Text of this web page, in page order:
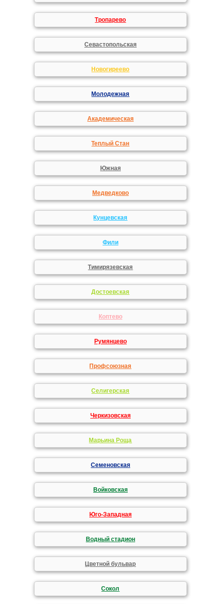
Тропарево
Севастопольская
Новогиреево
Молодежная
Академическая
Теплый Стан
Южная
Медведково
Кунцевская
Фили
Тимирязевская
Достоевская
Коптево
Румянцево
Профсоюзная
Селигерская
Черкизовская
Марьина Роща
Семеновская
Войковская
Юго-Западная
Водный стадион
Цветной бульвар
Сокол